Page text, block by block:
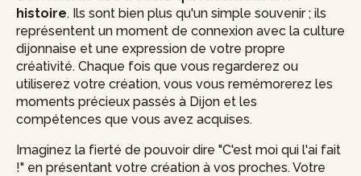
histoire. Ils sont bien plus qu'un simple souvenir ; ils
représentent un moment de connexion avec la culture
dijonnaise et une expression de votre propre
créativité. Chaque fois que vous regarderez ou
utiliserez votre création, vous vous remémorerez les
moments précieux passés à Dijon et les
compétences que vous avez acquises.
Imaginez la fierté de pouvoir dire "C'est moi qui l'ai fait
!" en présentant votre création à vos proches. Votre